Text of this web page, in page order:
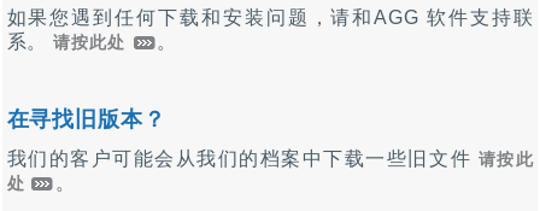
如果您遇到任何下载和安装问题，请和AGG 软件支持联
系。请按此处 。
在寻找旧版本？
我们的客户可能会从我们的档案中下载一些旧文件 请按此
处
。